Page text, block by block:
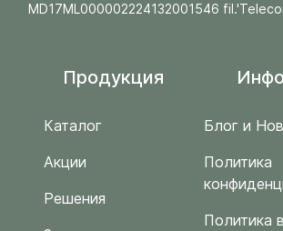
MD17ML000002224132001546
Продукция
Каталог
Акции
Решения
Блог и
Политика
Политика